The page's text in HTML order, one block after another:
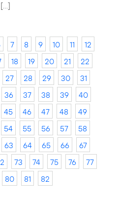
7 8 9 10 11
12
18 19 20 21
22
27 28 29 30
31
36 37 38 39
40
45 46 47 48
49
54 55 56 57
58
63 64 65 66
67
73 74 75 76
77
80 81 82